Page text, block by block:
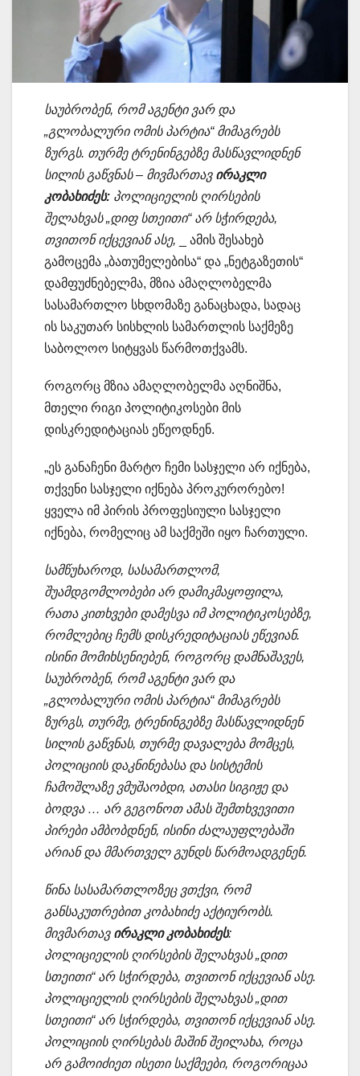
საუბრობენ, რომ აგენტი ვარ და
„გლობალური ომის პარტია“ მიმაგრებს
ზურგს. თურმე ტრენინგებზე მასწავლიდნენ
სილის გაწვნას – მივმართავ ირაკლი
კობახიძეს: პოლიციელის ღირსების
შელახვას „დიფ სთეითი“ არ სჭირდება,
თვითონ იქცევიან ასე, _ ამის შესახებ
გამოცემა „ბათუმელებისა“ და „ნეტგაზეთის“
დამფუძნებელმა, მზია ამაღლობელმა
სასამართლო სხდომაზე განაცხადა, სადაც
ის საკუთარ სისხლის სამართლის საქმეზე
საბოლოო სიტყვას წარმოთქვამს.
როგორც მზია ამაღლობელმა აღნიშნა,
მთელი რიგი პოლიტიკოსები მის
დისკრედიტაციას ეწეოდნენ.
„ეს განაჩენი მარტო ჩემი სასჯელი არ იქნება,
თქვენი სასჯელი იქნება პროკურორებო!
ყველა იმ პირის პროფესიული სასჯელი
იქნება, რომელიც ამ საქმეში იყო ჩართული.
სამწუხაროდ, სასამართლომ,
შუამდგომლობები არ დამიკმაყოფილა,
რათა კითხვები დამესვა იმ პოლიტიკოსებზე,
რომლებიც ჩემს დისკრედიტაციას ეწევიან.
ისინი მომიხსენიებენ, როგორც დამნაშავეს,
საუბრობენ, რომ აგენტი ვარ და
„გლობალური ომის პარტია“ მიმაგრებს
ზურგს, თურმე, ტრენინგებზე მასწავლიდნენ
სილის გაწვნას, თურმე დავალება მომცეს,
პოლიციის დაკნინებასა და სისტემის
ჩამოშლაზე ვმუშაობდი, ათასი სიგიჟე და
ბოდვა … არ გეგონოთ ამას შემთხვევითი
პირები ამბობდნენ, ისინი ძალაუფლებაში
არიან და მმართველ გუნდს წარმოადგენენ.
წინა სასამართლოზეც ვთქვი, რომ
განსაკუთრებით კობახიძე აქტიურობს.
მივმართავ ირაკლი კობახიძეს:
პოლიციელის ღირსების შელახვას „დით
სთეითი“ არ სჭირდება, თვითონ იქცევიან ასე.
პოლიციელის ღირსების შელახვას „დით
სთეითი“ არ სჭირდება, თვითონ იქცევიან ასე.
პოლიციის ღირსებას მაშინ შეილახა, როცა
არ გამოიძიეთ ისეთი საქმეები, როგორიცაა